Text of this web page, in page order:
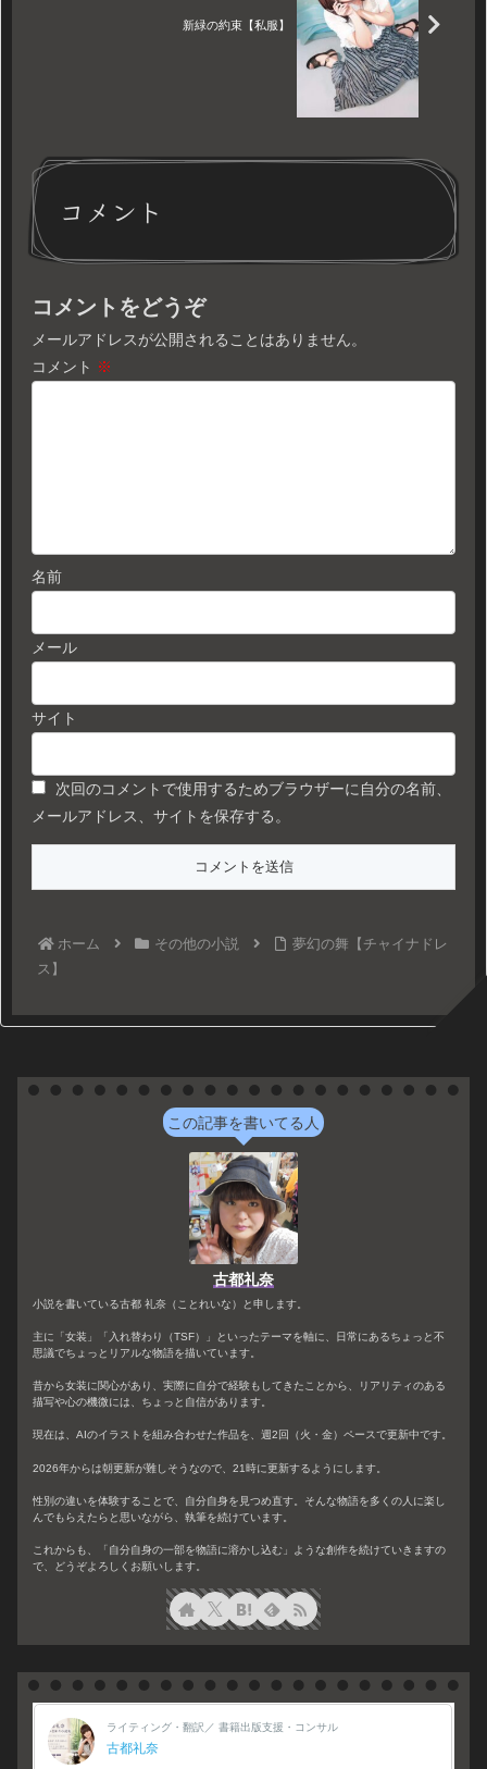
新緑の約束【私服】
コメント
コメントをどうぞ
メールアドレスが公開されることはありません。
コメント ※
名前
メール
サイト
次回のコメントで使用するためブラウザーに自分の名前、
メールアドレス、サイトを保存する。
ホーム その他の小説
夢幻の舞【チャイナドレ
ス】
この記事を書いてる人
古都礼奈
小説を書いている古都 礼奈（ことれいな）と申します。
主に「女装」「入れ替わり（TSF）」といったテーマを軸に、日常にあるちょっと不
思議でちょっとリアルな物語を描いています。
昔から女装に関心があり、実際に自分で経験もしてきたことから、リアリティのある
描写や心の機微には、ちょっと自信があります。
現在は、AIのイラストを組み合わせた作品を、週2回（火・金）ペースで更新中です。
2026年からは朝更新が難しそうなので、21時に更新するようにします。
性別の違いを体験することで、自分自身を見つめ直す。そんな物語を多くの人に楽し
んでもらえたらと思いながら、執筆を続けています。
これからも、「自分自身の一部を物語に溶かし込む」ような創作を続けていきますの
で、どうぞよろしくお願いします。